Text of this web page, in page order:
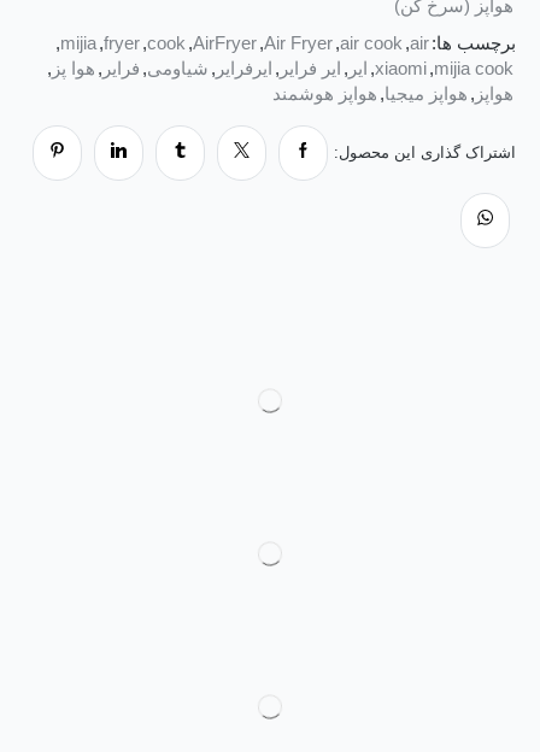
هواپز (سرخ کن)
برچسب ها:air
,
air cook
,
Air Fryer
,
AirFryer
,
cook
,
fryer
,
mijia
,
mijia cook
,
xiaomi
, ایر , ایر فرایر , ایرفرایر , شیاومی, فرایر , هوا پز ,
هواپز , هواپز میجیا, هواپز هوشمند
اشتراک گذاری این محصول: